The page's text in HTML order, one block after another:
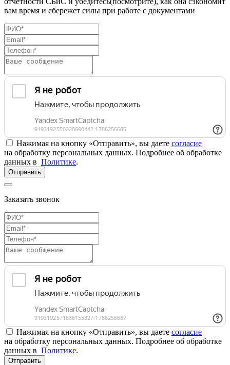
вам время и сбережет силы при работе с документами
Нажимая на кнопку «Отправить», вы даете согласие
на обработку персональных данных. Подробнее об обработке
данных в Политике.
Отправить
Заказать звонок
Нажимая на кнопку «Отправить», вы даете согласие
на обработку персональных данных. Подробнее об обработке
данных в Политике.
Отправить